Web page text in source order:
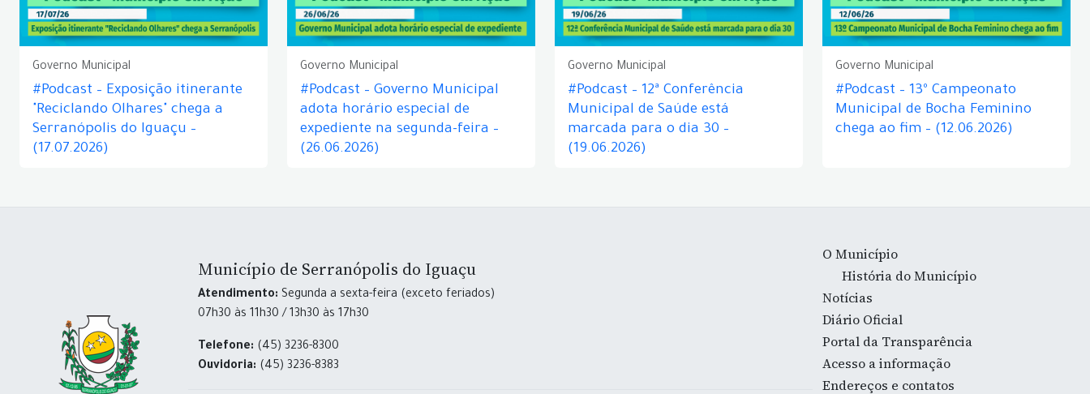
Governo Municipal
#Podcast – Exposição itinerante
"Reciclando Olhares" chega a
Serranópolis do Iguaçu –
(17.07.2026)
Governo Municipal
#Podcast – Governo Municipal
adota horário especial de
expediente na segunda-feira –
(26.06.2026)
Governo Municipal
#Podcast – 12ª Conferência
Municipal de Saúde está
marcada para o dia 30 –
(19.06.2026)
Governo Municipal
#Podcast – 13º Campeonato
Municipal de Bocha Feminino
chega ao fim – (12.06.2026)
Município de Serranópolis do Iguaçu
Atendimento: Segunda a sexta-feira (exceto feriados)
07h30 às 11h30 / 13h30 às 17h30
Telefone: (45) 3236-8300
Ouvidoria: (45) 3236-8383
O Município
História do Município
Notícias
Diário Oficial
Portal da Transparência
Acesso a informação
Endereços e contatos